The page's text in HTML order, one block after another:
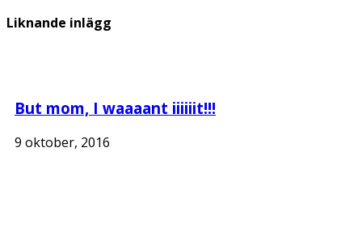
Liknande inlägg
But mom, I waaaant iiiiiit!!!
9 oktober, 2016